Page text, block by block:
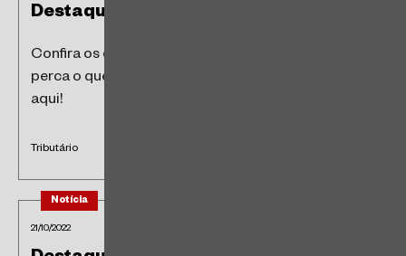
Destaques tributários
Confira os destaques tributários da semana e não
perca o que está acontecendo no mercado! Acesse
aqui!
Tributário
Notícia
21/10/2022